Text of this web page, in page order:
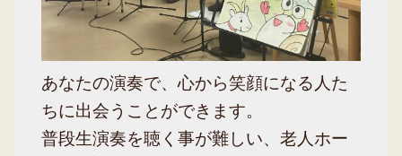
あなたの演奏で、心から笑顔になる人た
ちに出会うことができます。
普段生演奏を聴く事が難しい、老人ホー